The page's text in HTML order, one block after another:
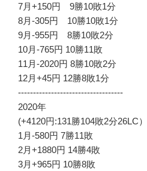
7月+150円 9勝10敗1分
8月-305円 10勝10敗1分
9月-955円 8勝10敗2分
10月-765円 10勝11敗
11月-2020円 8勝10敗2分
12月+45円 12勝8敗1分
-----------------------------------
2020年
(+4120円:131勝104敗2分26LC）
1月-580円 7勝11敗
2月+1880円 14勝4敗
3月+965円 10勝8敗